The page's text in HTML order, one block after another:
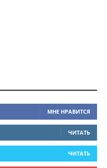
МНЕ НРАВИТСЯ
ЧИТАТЬ
ЧИТАТЬ